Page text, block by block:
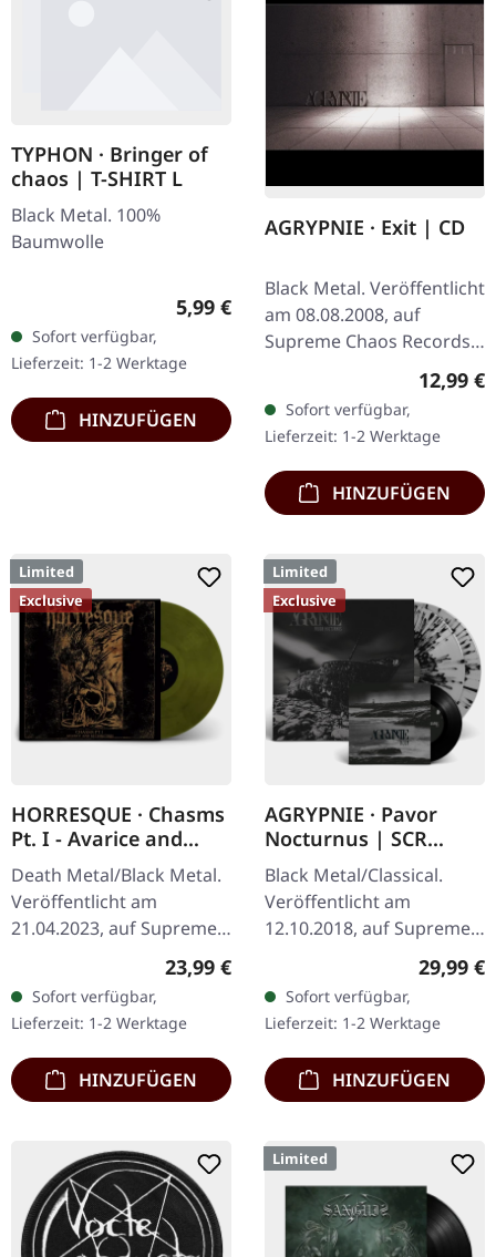
TYPHON · Bringer of
chaos | T-SHIRT L
Black Metal. 100%
Baumwolle
Regulärer Preis:
5,99 €
Sofort verfügbar,
Lieferzeit: 1-2 Werktage
HINZUFÜGEN
AGRYPNIE · Exit | CD
Black Metal. Veröffentlicht
am 08.08.2008, auf
Supreme Chaos Records.
CD im Jewelcase mit 12-
seitigem Booklet. Mit
AGRYPNIE bricht ex-
Nocte…
12,99 €
Sofort verfügbar,
Lieferzeit: 1-2 Werktage
HINZUFÜGEN
Limited
Exclusive
HORRESQUE · Chasms
Pt. I - Avarice and
Retribution |
YELLOW/BLACK LP
Death Metal/Black Metal.
Veröffentlicht am
21.04.2023, auf Supreme
Dunkelgelb/Schwarz
marmoriertes Vinyl im
schweren Cover…
Regulärer Preis:
23,99 €
Sofort verfügbar,
Lieferzeit: 1-2 Werktage
HINZUFÜGEN
Limited
Exclusive
AGRYPNIE · Pavor
Nocturnus | SCR
GREY/BLACK SPLATTER
2LP+7" BUNDLE
Black Metal/Classical.
Veröffentlicht am
12.10.2018, auf Supreme
Chaos Records. Schweres
180g Doppel-Vinyl im
Gatefold-Cover mit der
extra 7" Single…
29,99 €
Sofort verfügbar,
Lieferzeit: 1-2 Werktage
HINZUFÜGEN
Limited